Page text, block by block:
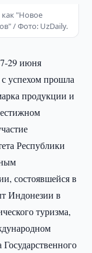
как "Новое
/ Фото: UzDaily.
29 июня
успехом прошла
продукции и
Республики
состоявшейся в
Индонезии в
туризма,